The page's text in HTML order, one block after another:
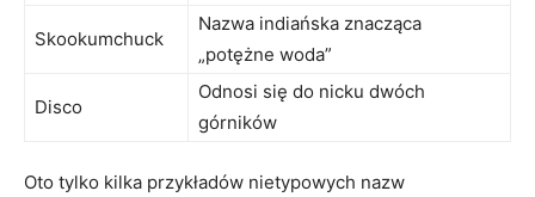
Skookumchuck
Nazwa⁣ indiańska​ znacząca
„potężne‌ woda”
Disco
Odnosi się do nicku ‌dwóch
górników
Oto tylko kilka przykładów nietypowych nazw